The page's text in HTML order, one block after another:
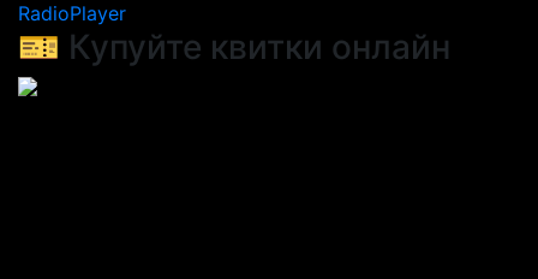
RadioPlayer
🎫 Купуйте квитки онлайн